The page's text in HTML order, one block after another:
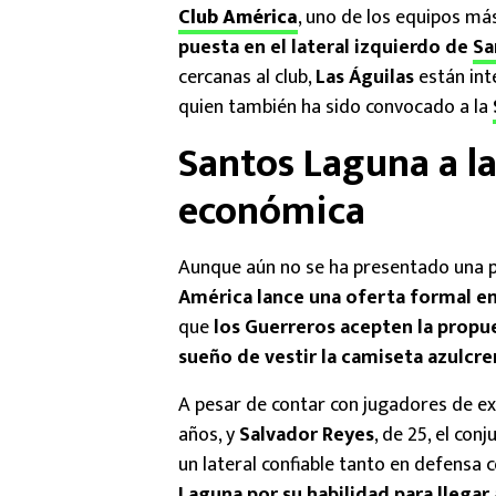
ClubAmérica, uno de los equipos
puesta en el lateral izquierdo de
cercanas al club,Las Águilasestán
quien también ha sido convocado a la
Santos Laguna a
económica
Aunque aún no se ha presentado
América lance una oferta formal
quelos Guerreros acepten la
sueño de vestir la camiseta
A pesar de contar con jugadores de
años, ySalvador Reyes, de 25, el
un lateral confiable tanto en defensa